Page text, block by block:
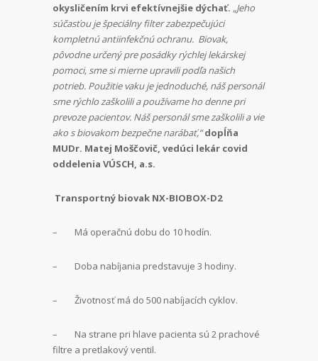
okysličením krvi efektívnejšie dýchať. „Jeho
súčasťou je špeciálny filter zabezpečujúci
kompletnú antiinfekčnú ochranu. Biovak,
pôvodne určený pre posádky rýchlej lekárskej
pomoci, sme si mierne upravili podľa našich
potrieb. Použitie vaku je jednoduché, náš personál
sme rýchlo zaškolili a používame ho denne pri
prevoze pacientov. Náš personál sme zaškolili a vie
ako s biovakom bezpečne narábať,“ dopĺňa
MUDr. Matej Moščovič, vedúci lekár covid
oddelenia VÚSCH, a.s.
Transportný biovak NX-BIOBOX-D2
– Má operačnú dobu do 10 hodín.
– Doba nabíjania predstavuje 3 hodiny.
– Životnosť má do 500 nabíjacích cyklov.
– Na strane pri hlave pacienta sú 2 prachové
filtre a pretlakový ventil.